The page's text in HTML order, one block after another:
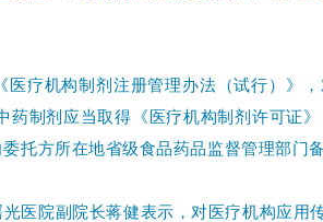
医疗机构制剂注册管理办法（试行）》
药制剂应当取得《医疗机构制剂许可证
托方所在地省级食品药品监督管理部门
光医院副院长蒋健表示，对医疗机构应